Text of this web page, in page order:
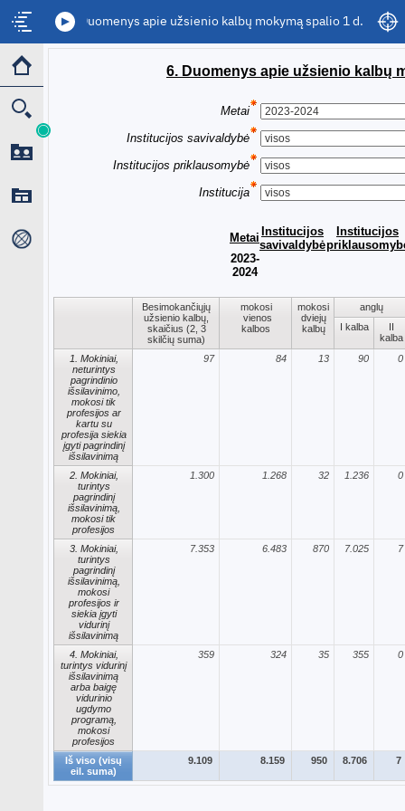
6. Duomenys apie užsienio kalbų mokymą spalio 1 d.